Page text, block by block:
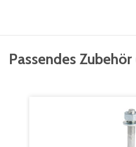
Passendes Zubehör